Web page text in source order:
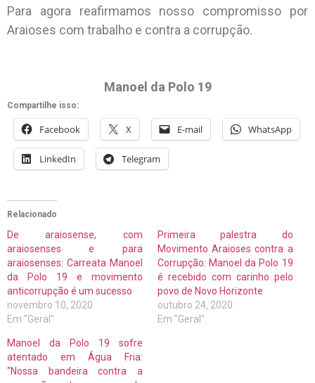
Para agora reafirmamos nosso compromisso por
Araioses com trabalho e contra a corrupção.
Manoel da Polo 19
Compartilhe isso:
Facebook X E-mail WhatsApp
LinkedIn Telegram
Relacionado
De araiosense, com
araiosenses e para
araiosenses: Carreata Manoel
da Polo 19 e movimento
anticorrupção é um sucesso
novembro 10, 2020
Em "Geral"
Primeira palestra do
Movimento Araioses contra a
Corrupção: Manoel da Polo 19
é recebido com carinho pelo
povo de Novo Horizonte
outubro 24, 2020
Em "Geral"
Manoel da Polo 19 sofre
atentado em Água Fria:
“Nossa bandeira contra a